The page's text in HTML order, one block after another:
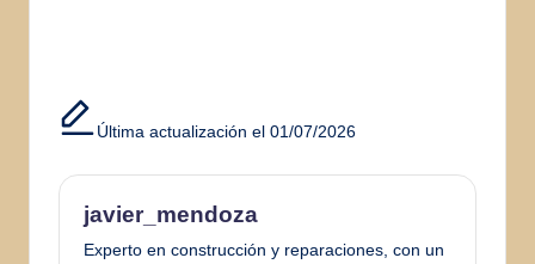
Última actualización el 01/07/2026
javier_mendoza
Experto en construcción y reparaciones, con un